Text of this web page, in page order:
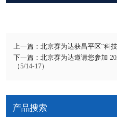
上一篇：北京赛为达获昌平区“科
下一篇：北京赛为达邀请您参加
（5/14-17）
产品搜索